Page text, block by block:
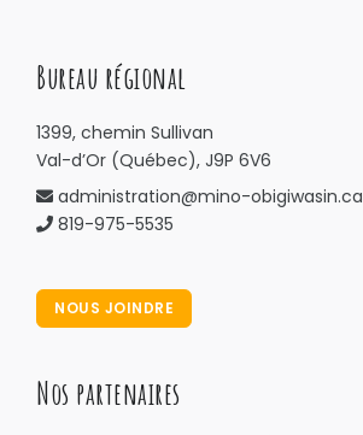
Bureau régional
1399, chemin Sullivan
Val-d’Or (Québec), J9P 6V6
administration@mino-obigiwasin.ca
819-975-5535
NOUS JOINDRE
Nos partenaires